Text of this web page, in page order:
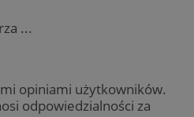
...
opiniami użytkowników.
odpowiedzialności za